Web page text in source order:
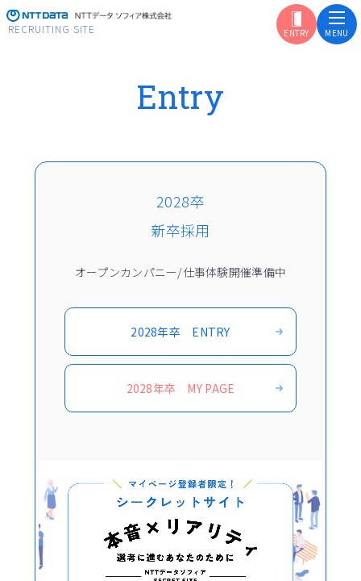
RECRUITING SITE
ソフィアの自己紹介
こんなことをやっています ソフィアの事業を紹介
ソフィアが担う
システム開発は
どのように進むのか
ソフィアならではの
ある社員の
1カ月の仕事
［対談］新人はどんな風に
仕事に携わる？
Entry
2028卒
新卒採用
オープンカンパニー/仕事体験開催準備中
2028年卒 ENTRY
2028年卒 MY PAGE